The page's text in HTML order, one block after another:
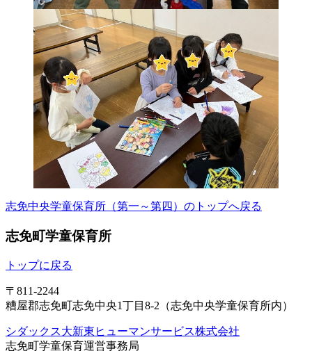
志免中央学童保育所（第一～第四）のトップへ戻る
志免町学童保育所
トップに戻る
〒811-2244
糟屋郡志免町志免中央1丁目8-2（志免中央学童保育所内）
シダックス大新東ヒューマンサービス株式会社
志免町学童保育運営事務局